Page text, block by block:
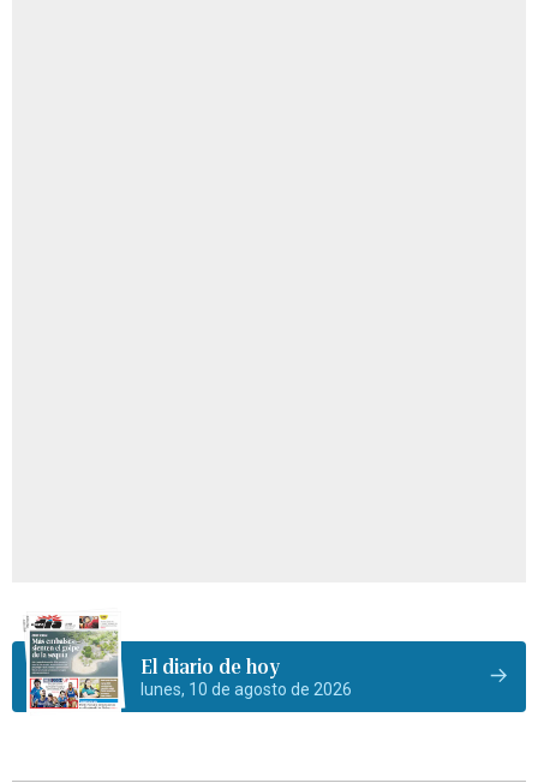
El diario de hoy
lunes, 10 de agosto de 2026